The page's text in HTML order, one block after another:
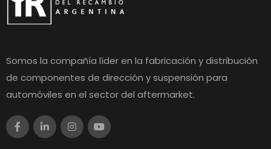
Somos la compañía líder en la fabricación y distribución
de componentes de dirección y suspensión para
automóviles en el sector del aftermarket.